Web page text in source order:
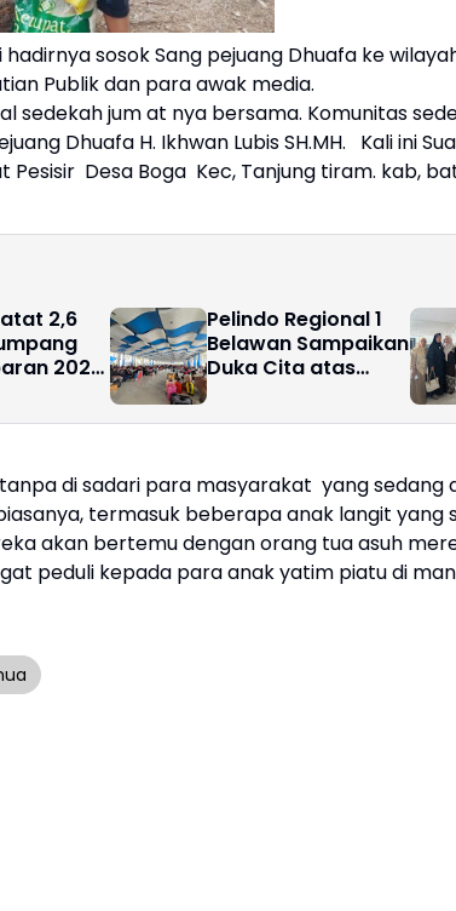
sosok Sang pejuang Dhuafa ke
Publik dan para awak media.
sedekah jum at nya bersama. Komunitas
Dhuafa H. Ikhwan Lubis SH.MH. Kali ini
Pesisir Desa Boga Kec, Tanjung tiram. kab,
2,6
2026,
Pelindo Regional 1
Belawan Sampaikan
Duka Cita atas
Calon Penumpang
di sadari para masyarakat yang sedang
termasuk beberapa anak langit yang
akan bertemu dengan orang tua asuh
peduli kepada para anak yatim piatu di